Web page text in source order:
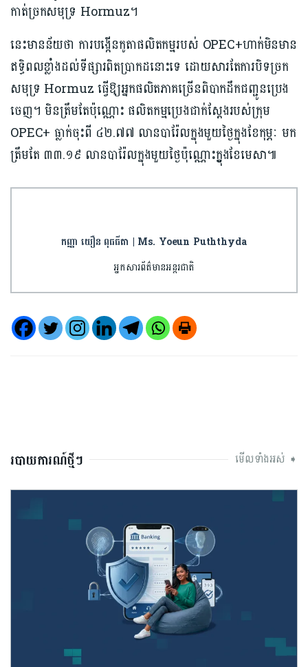
កាត់ច្រកសមុទ្រ Hormuz។
នេះមានន័យថា ការបង្កើនកូតាផលិតកម្មរបស់ OPEC+ហាក់មិនមាន
ឥទ្ធិពលខ្លាំងដល់ទីផ្សារពិតប្រាកដនោះទេ ដោយសារតែការបិទច្រក
សមុទ្រ Hormuz ធ្វើឱ្យអ្នកផលិតភាគច្រើនពិបាកដឹកជញ្ជូនប្រេង
ចេញ។ មិនត្រឹមតែប៉ុណ្ណោះ ផលិតកម្មប្រេងជាក់ស្តែងរបស់ក្រុម
OPEC+ ធ្លាក់ចុះពី ៤២.៧៧ លានបារ៉ែលក្នុងមួយថ្ងៃក្នុងខែកុម្ភៈ មក
ត្រឹមតែ ៣៣.១៩ លានបារ៉ែលក្នុងមួយថ្ងៃប៉ុណ្ណោះក្នុ្ងងខែមេសា៕
កញ្ញា យឿន ពុធធីតា | Ms. Yoeun Puththyda
អ្នកសារព័ត៌មានអន្តរជាតិ
របាយការណ៍ថ្មីៗ មើលទាំងអស់ ➧